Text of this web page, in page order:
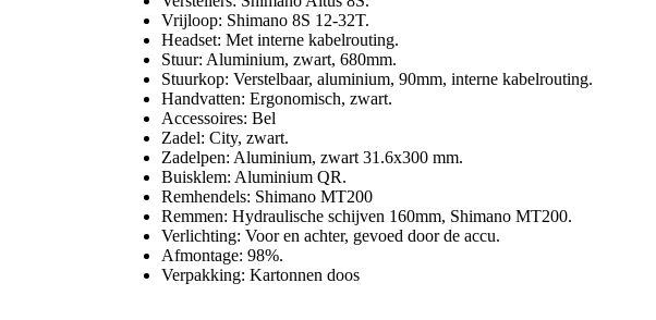
Vrijloop: Shimano 8S 12-32T.
Headset: Met interne kabelrouting.
Stuur: Aluminium, zwart, 680mm.
Stuurkop: Verstelbaar, aluminium, 90mm, interne kabelrouting.
Handvatten: Ergonomisch, zwart.
Accessoires: Bel
Zadel: City, zwart.
Zadelpen: Aluminium, zwart 31.6x300 mm.
Buisklem: Aluminium QR.
Remhendels: Shimano MT200
Remmen: Hydraulische schijven 160mm, Shimano MT200.
Verlichting: Voor en achter, gevoed door de accu.
Afmontage: 98%.
Verpakking: Kartonnen doos